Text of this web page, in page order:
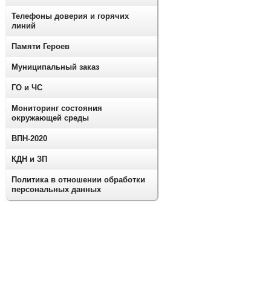
Телефоны доверия и горячих
линий
Памяти Героев
Муниципальный заказ
ГО и ЧС
Мониторинг состояния
окружающей среды
ВПН-2020
КДН и ЗП
Политика в отношении обработки
персональных данных